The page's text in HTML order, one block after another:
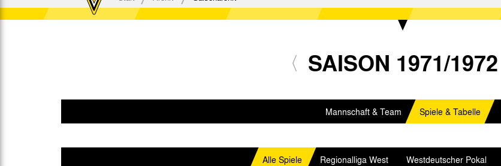
Stadiongaststätte Klömpchensklub
Fan-Klubs
SAISON 1971/1972
Mannschaft & Team Spiele & Tabelle
Alle Spiele Regionalliga West Westdeutscher Pokal